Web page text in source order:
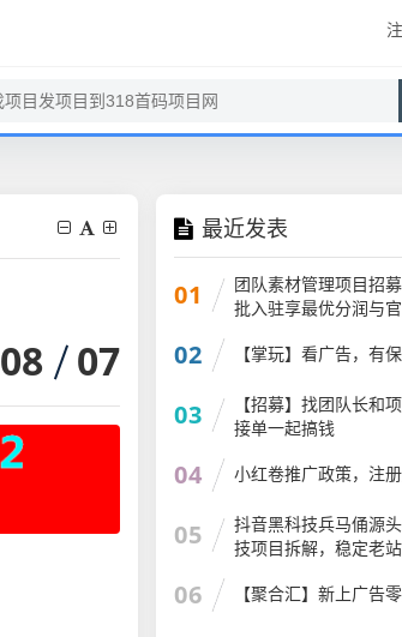
08 07
最近发表
01
团队素材管理项目招
批入驻享最优分润与
02 【掌玩】看广告，有
03
【招募】找团队长和
接单一起搞钱
04 小红卷推广政策，注
05
抖音黑科技兵马俑源
技项目拆解，稳定老
06 【聚合汇】新上广告